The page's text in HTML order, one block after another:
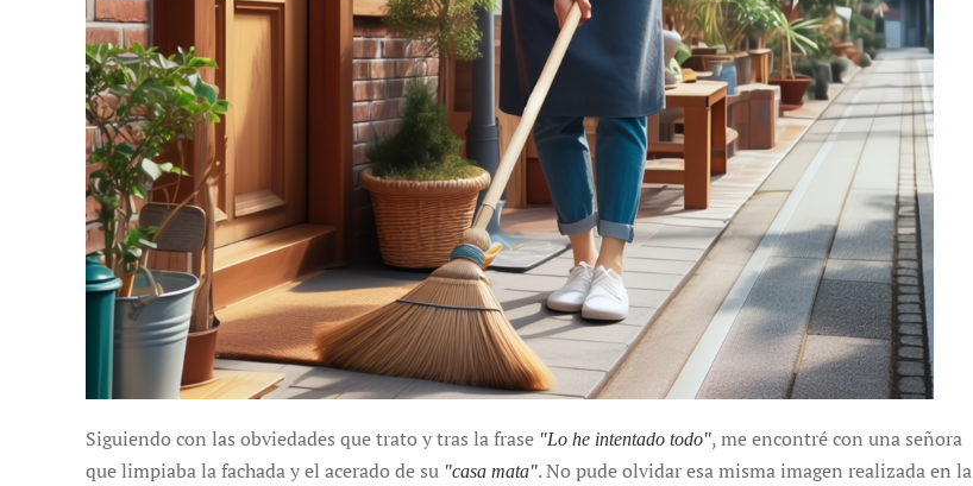
Siguiendo con las obviedades que trato y tras la frase "Lo he intentado todo", me encontré con una señora
que limpiaba la fachada y el acerado de su "casa mata". No pude olvidar esa misma imagen realizada en la